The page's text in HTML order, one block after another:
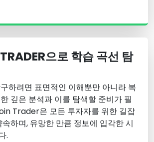
으로 학습 곡선 탐
하려면 표면적인 이해뿐만 아니라 복
깊은 분석과 이를 탐색할 준비가 필
Trader은 모든 투자자를 위한 길잡
하며, 유망한 만큼 정보에 입각한 시
.